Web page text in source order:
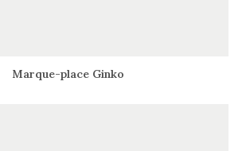
Marque-place Ginko